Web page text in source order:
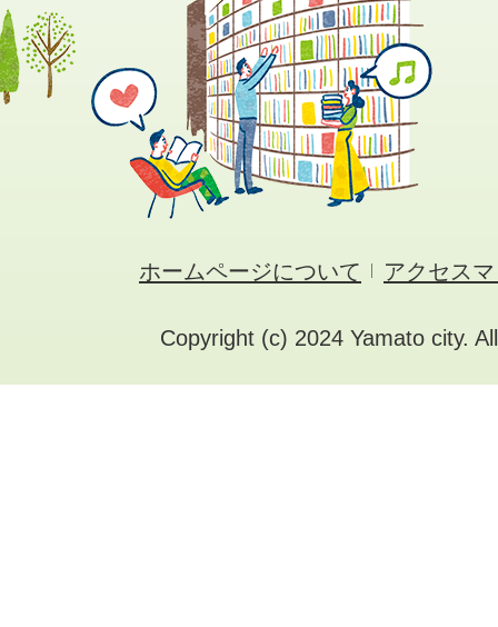
ホームページについて アクセス
Copyright (c) 2024 Yamato city.